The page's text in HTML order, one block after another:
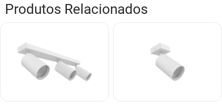
Produtos Relacionados